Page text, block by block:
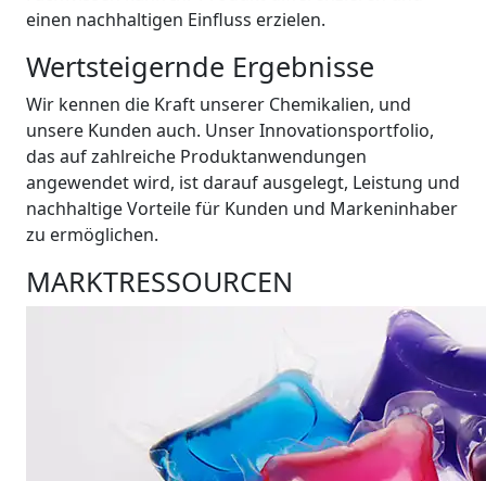
einen nachhaltigen Einfluss erzielen.
Wertsteigernde Ergebnisse
Wir kennen die Kraft unserer Chemikalien, und
unsere Kunden auch. Unser Innovationsportfolio,
das auf zahlreiche Produktanwendungen
angewendet wird, ist darauf ausgelegt, Leistung und
nachhaltige Vorteile für Kunden und Markeninhaber
zu ermöglichen.
MARKTRESSOURCEN